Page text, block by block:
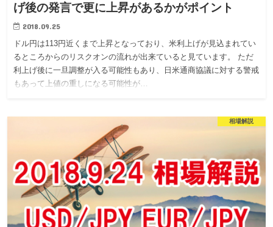
げ後の発言で更に上昇があるかがポイント
2018.09.25
ドル円は113円近くまで上昇となっており、米利上げが見込まれてい
るところからのリスクオンの流れが出来ていると見ています。 ただ
利上げ後に一旦調整が入る可能性もあり、日米通商協議に対する警戒
もあって上値の重しになる可能性が…
相場解説